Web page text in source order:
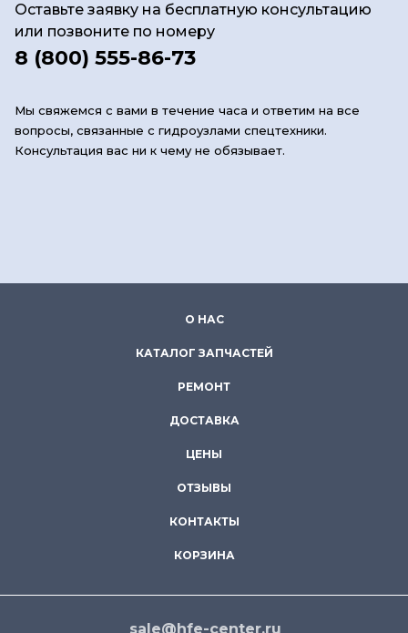
Оставьте заявку на бесплатную консультацию
или позвоните по номеру
8 (800) 555-86-73
Мы свяжемся с вами в течение часа и ответим на все
вопросы, связанные с гидроузлами спецтехники.
Консультация вас ни к чему не обязывает.
О НАС
КАТАЛОГ ЗАПЧАСТЕЙ
РЕМОНТ
ДОСТАВКА
ЦЕНЫ
ОТЗЫВЫ
КОНТАКТЫ
КОРЗИНА
sale@hfe-center.ru